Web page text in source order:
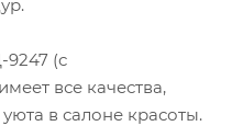
(с
все качества,
в салоне красоты.